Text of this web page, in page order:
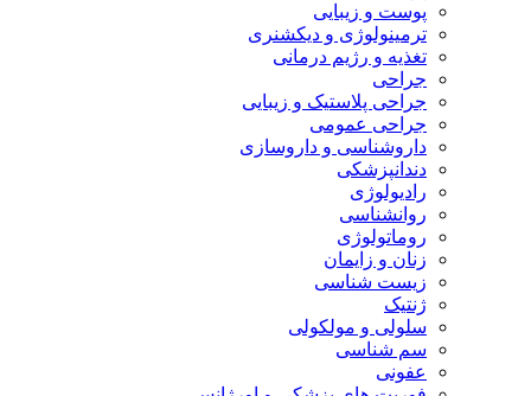
پوست و زیبایی
ترمینولوژی و دیکشنری
تغذیه و رژیم درمانی
جراحی
جراحی پلاستیک و زیبایی
جراحی عمومی
داروشناسی و داروسازی
دندانپزشکی
رادیولوژی
روانشناسی
روماتولوژی
زنان و زایمان
زیست شناسی
ژنتیک
سلولی و مولکولی
سم شناسی
عفونی